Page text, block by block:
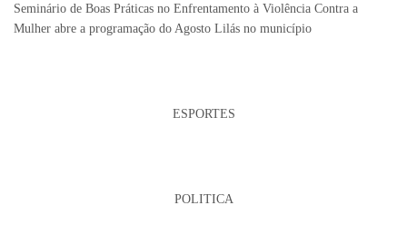
Seminário de Boas Práticas no Enfrentamento à Violência Contra a
Mulher abre a programação do Agosto Lilás no município
ESPORTES
POLITICA